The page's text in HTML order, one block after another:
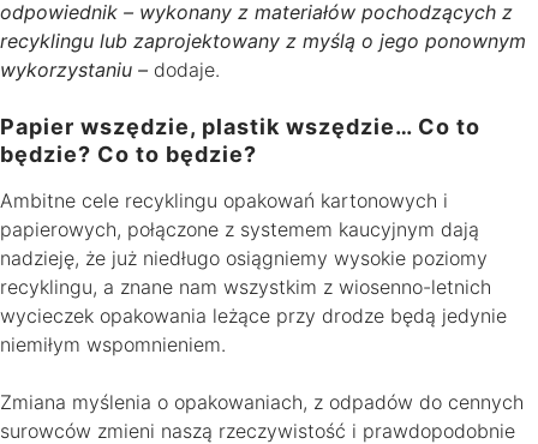
odpowiednik – wykonany z materiałów pochodzących z
recyklingu lub zaprojektowany z myślą o jego ponownym
wykorzystaniu – dodaje.
Papier wszędzie, plastik wszędzie… Co to
będzie? Co to będzie?
Ambitne cele recyklingu opakowań kartonowych i
papierowych, połączone z systemem kaucyjnym dają
nadzieję, że już niedługo osiągniemy wysokie poziomy
recyklingu, a znane nam wszystkim z wiosenno-letnich
wycieczek opakowania leżące przy drodze będą jedynie
niemiłym wspomnieniem.
Zmiana myślenia o opakowaniach, z odpadów do cennych
surowców zmieni naszą rzeczywistość i prawdopodobnie